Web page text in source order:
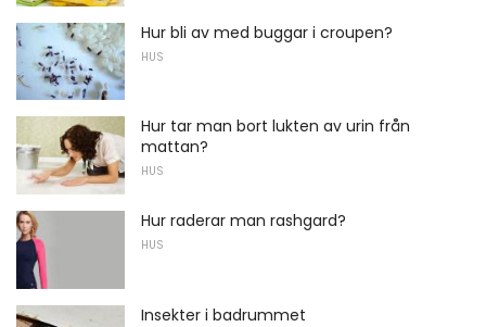
Hur bli av med buggar i croupen?
HUS
Hur tar man bort lukten av urin från
mattan?
HUS
Hur raderar man rashgard?
HUS
Insekter i badrummet